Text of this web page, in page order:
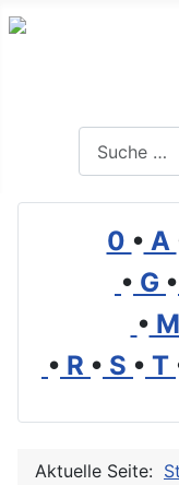
0 • A
• G •
• M
• R • S • T
Aktuelle Seite: